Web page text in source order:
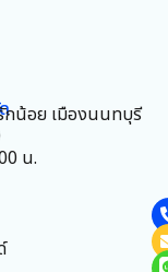
กน้อย เมืองนนทบุรี
น.